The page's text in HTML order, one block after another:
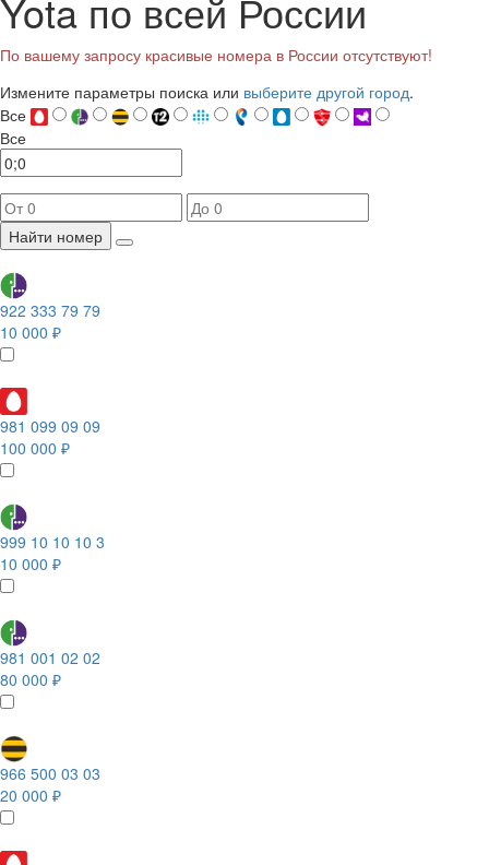
Yota по всей России
По вашему запросу красивые номера в России отсутствуют!
Измените параметры поиска или выберите другой город.
Все
Все
Найти номер
922 333 79 79
10 000 ₽
981 099 09 09
100 000 ₽
999 10 10 10 3
10 000 ₽
981 001 02 02
80 000 ₽
966 500 03 03
20 000 ₽